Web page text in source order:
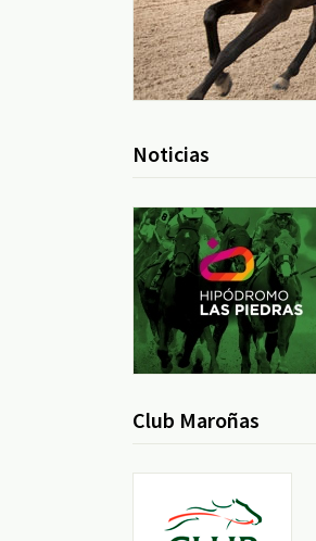
Noticias
Club Maroñas